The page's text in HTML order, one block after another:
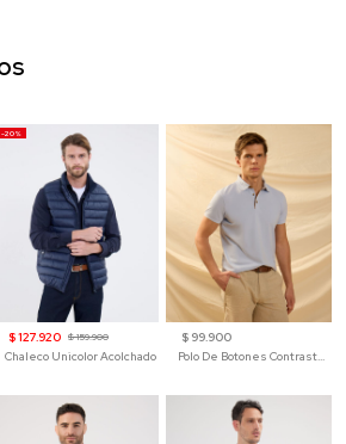
-20%
$ 127.920 $ 159.900
Chaleco Unicolor Acolchado
$ 99.900
Polo De Botones Contraste Para Hombre